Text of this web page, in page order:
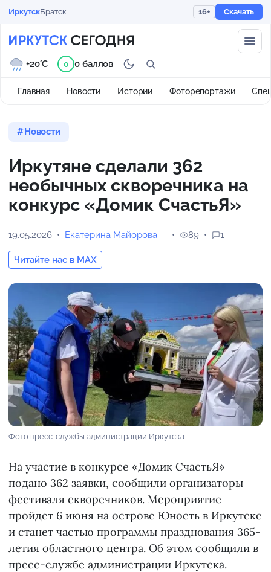
ИркутскБратск 16+ Скачать
Главная Новости Истории Фоторепортажи
+20°C 0 0 баллов
Новости
Иркутяне сделали 362
необычных скворечника на
конкурс «Домик СчастьЯ»
19.05.2026 Екатерина Майорова
Читайте нас в MAX
89 1
Фото пресс-службы администрации Иркутска
На участие в конкурсе «Домик СчастьЯ»
подано 362 заявки, сообщили организаторы
фестиваля скворечников. Мероприятие
пройдет 6 июня на острове Юность в Иркутске
и станет частью программы празднования 365-
летия областного центра. Об этом сообщили в
пресс-службе администрации Иркутска.